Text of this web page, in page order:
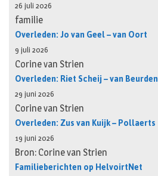
26 juli 2026
familie
Overleden: Jo van Geel – van Oort
9 juli 2026
Corine van Strien
Overleden: Riet Scheij – van Beurden
29 juni 2026
Corine van Strien
Overleden: Zus van Kuijk – Pollaerts
19 juni 2026
Bron: Corine van Strien
Familieberichten op HelvoirtNet